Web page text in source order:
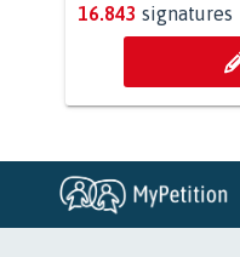
16.843 signatures